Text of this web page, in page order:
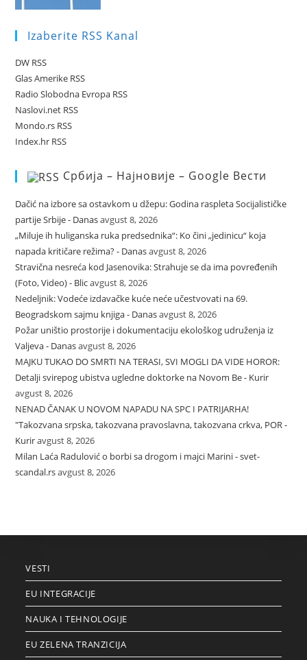
Izaberite RSS Kanal
DW RSS
Glas Amerike RSS
Radio Slobodna Evropa RSS
Naslovi.net RSS
Mondo.rs RSS
Index.hr RSS
Србија – Најновије – Google Вести
Dačić na izbore sa ostavkom u džepu: Godina raspleta Socijalističke
partije Srbije - Danasavgust 8, 2026
„Miluje ih huliganska ruka predsednika“: Ko čini „jedinicu“ koja
napada kritičare režima? - Danasavgust 8, 2026
Stravična nesreća kod Jasenovika: Strahuje se da ima povređenih
(Foto, Video) - Blicavgust 8, 2026
Nedeljnik: Vodeće izdavačke kuće neće učestvovati na 69.
Beogradskom sajmu knjiga - Danasavgust 8, 2026
Požar uništio prostorije i dokumentaciju ekološkog udruženja iz
Valjeva - Danasavgust 8, 2026
MAJKU TUKAO DO SMRTI NA TERASI, SVI MOGLI DA VIDE HOROR:
Detalji svirepog ubistva ugledne doktorke na Novom Be - Kurir
avgust 8, 2026
NENAD ČANAK U NOVOM NAPADU NA SPC I PATRIJARHA!
"Takozvana srpska, takozvana pravoslavna, takozvana crkva, POR -
Kuriravgust 8, 2026
Milan Laća Radulović o borbi sa drogom i majci Marini - svet-
scandal.rsavgust 8, 2026
VESTI
EU INTEGRACIJE
NAUKA I TEHNOLOGIJE
EU ZELENA TRANZICIJA